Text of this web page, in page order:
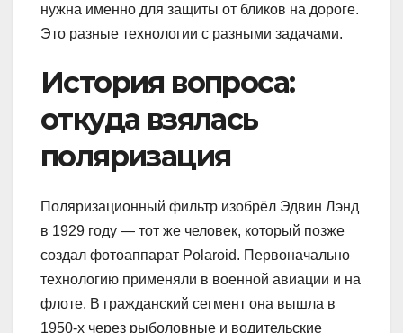
нужна именно для защиты от бликов на дороге.
Это разные технологии с разными задачами.
История вопроса:
откуда взялась
поляризация
Поляризационный фильтр изобрёл Эдвин Лэнд
в 1929 году — тот же человек, который позже
создал фотоаппарат Polaroid. Первоначально
технологию применяли в военной авиации и на
флоте. В гражданский сегмент она вышла в
1950-х через рыболовные и водительские